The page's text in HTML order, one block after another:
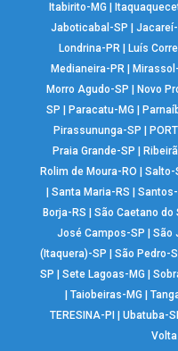
Itabirito-MG
Jaboticabal-SP
Londrina-PR| Luís
Medianeira-PR
Morro Agudo-SP
Novo
SP
Paracatu-MG
Pirassununga-SP
Praia Grande-SP
Rolim de Moura-RO
Salto-
|Santa Maria-RS |
Borja-RS
|São Caetano do
José Campos-SP
|São
(Itaquera)-SP
|São Pedro-
SP
|Sete Lagoas-MG |
Taiobeiras-MG
TERESINA-PI
|Ubatuba-